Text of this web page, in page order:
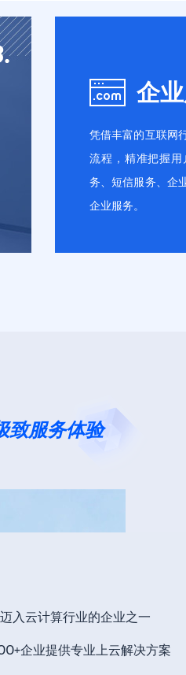
高防IP
全监测
用防火墙
代码审计 企
凭借丰富的互联网
流程，精准把握
务、短信服务、企
企业服务。
致服务体验
入云计算行业的企业之一
企业提供专业上云解决方案